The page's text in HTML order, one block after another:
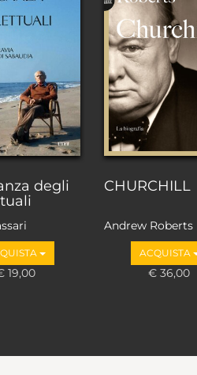
degli
19,00
CHURCHILL
Andrew Roberts
ACQUISTA
€ 36,00